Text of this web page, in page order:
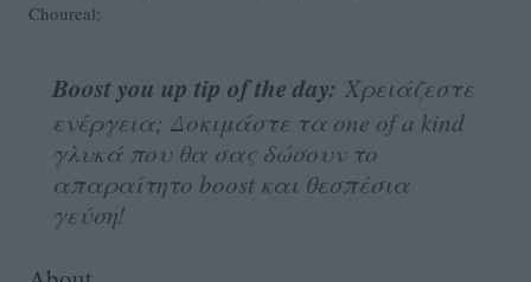
Choureal;
Boost you up tip of the day: Xρειάζεστε
ενέργεια; Δοκιμάστε τα one ofa kind
γλυκά που θα σας δώσουν το
απαραίτητο boost και θεσπέσια
γεύση!